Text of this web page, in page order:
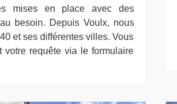
mises en place avec des
besoin. Depuis Voulx, nous
et ses différentes villes. Vous
votre requête via le formulaire